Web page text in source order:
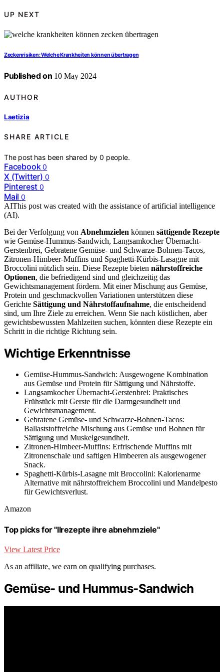
UP NEXT
Zeckenrisiken: Welche Krankheiten können übertragen
Published on 10 May 2024
AUTHOR
Laetizia
SHARE ARTICLE
The post has been shared by0 people.
Facebook 0
X (Twitter) 0
Pinterest 0
Mail 0
AIThis post was created with the assistance of artificial intelligence
(AI).
Bei der Verfolgung von Abnehmzielen können sättigende Rezepte
wie Gemüse-Hummus-Sandwich, Langsamkocher Übernacht-
Gerstenbrei, Gebratene Gemüse- und Schwarze-Bohnen-Tacos,
Zitronen-Himbeer-Muffins und Spaghetti-Kürbis-Lasagne mit
Broccolini nützlich sein. Diese Rezepte bieten nährstoffreiche
Optionen, die befriedigend sind und gleichzeitig das
Gewichtsmanagement fördern. Mit einer Mischung aus Gemüse,
Protein und geschmackvollen Variationen unterstützen diese
Gerichte Sättigung und Nährstoffaufnahme, die entscheidend
sind, um Ihre Ziele zu erreichen. Wenn Sie nach köstlichen, aber
gewichtsbewussten Mahlzeiten suchen, könnten diese Rezepte ein
Schritt in die richtige Richtung sein.
Wichtige Erkenntnisse
Gemüse-Hummus-Sandwich: Ausgewogene Kombination
aus Gemüse und Protein für Sättigung und Nährstoffe.
Langsamkocher Übernacht-Gerstenbrei: Praktisches
Frühstück mit Gerste für die Darmgesundheit und
Gewichtsmanagement.
Gebratene Gemüse- und Schwarze-Bohnen-Tacos:
Ballaststoffreiche Mischung aus Gemüse und Bohnen für
Sättigung und Muskelgesundheit.
Zitronen-Himbeer-Muffins: Erfrischende Muffins mit
Zitronenschale und saftigen Himbeeren als ausgewogener
Snack.
Spaghetti-Kürbis-Lasagne mit Broccolini: Kalorienarme
Alternative mit nährstoffreichem Broccolini und Mandelpesto
für Gewichtsverlust.
Amazon
Top picks for "llrezepte ihre abnehmziele"
View Latest Price
As an affiliate, we earn on qualifying purchases.
Gemüse- und Hummus-Sandwich